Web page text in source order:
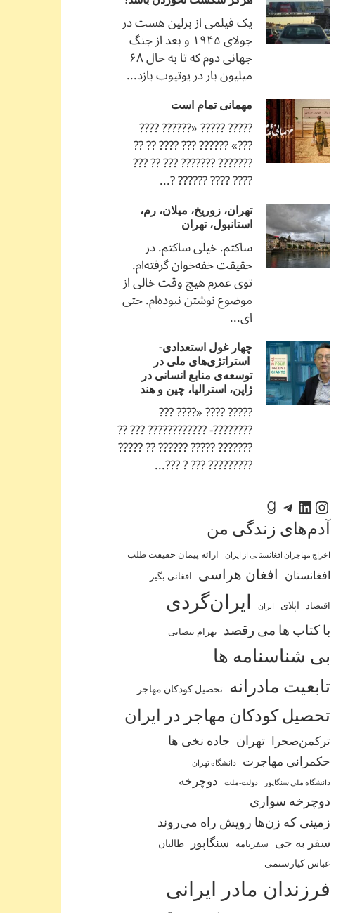
یک فیلمی از برلین هست در
جولای ۱۹۴۵ و بعد از جنگ
جهانی دوم که تا به حال ۶۸
میلیون بار در یوتیوب بازد...
مهمانی تمام است
????? ????? «?????? ????
???» ?????? ??? ???? ?? ??
??????? ??????? ??? ?? ???
???? ???? ?????? ?...
تهران، زوریخ، میلان، رم،
استانبول، تهران
ساکتم. خیلی ساکتم. در
حقیقت خفه‌خوان گرفته‌ام.
توی عمرم هیچ وقت خالی از
موضوع نوشتن نبوده‌ام. حتی
ای...
چهار غول استعدادی-
استراتژی‌های ملی در
توسعه‌ی منابع انسانی در
ژاپن، استرالیا، چین و هند
????? ???? «???? ???
????????- ???????????? ??? ??
??????? ????? ?????? ?? ?????
????????? ??? ? ???...
اینستاگرم لینکداین تلگرام گودریدز
آدم‌‌های زندگی من
اخراج مهاجران افغانستانی از ایران ارائه پیمان حقیقت طلب
افغانستان افغان هراسی افغانی بگیر
اقتصاد اپلای ایران ایران‌گردی
با کتاب ها می رقصد بهرام بیضایی
بی شناسنامه ها
تابعیت مادرانه تحصیل کودکان مهاجر
تحصیل کودکان مهاجر در ایران
ترکمن‌صحرا تهران
جاده نخی ها
حکمرانی مهاجرت
دانشگاه تهران
دانشگاه ملی سنگاپور دولت-ملت
دوچرخه
دوچرخه سواری
زمینی که زن‌ها رویش راه می‌روند
سفر به جی
سفرنامه سنگاپور
طالبان
عباس کیارستمی
فرزندان مادر ایرانی